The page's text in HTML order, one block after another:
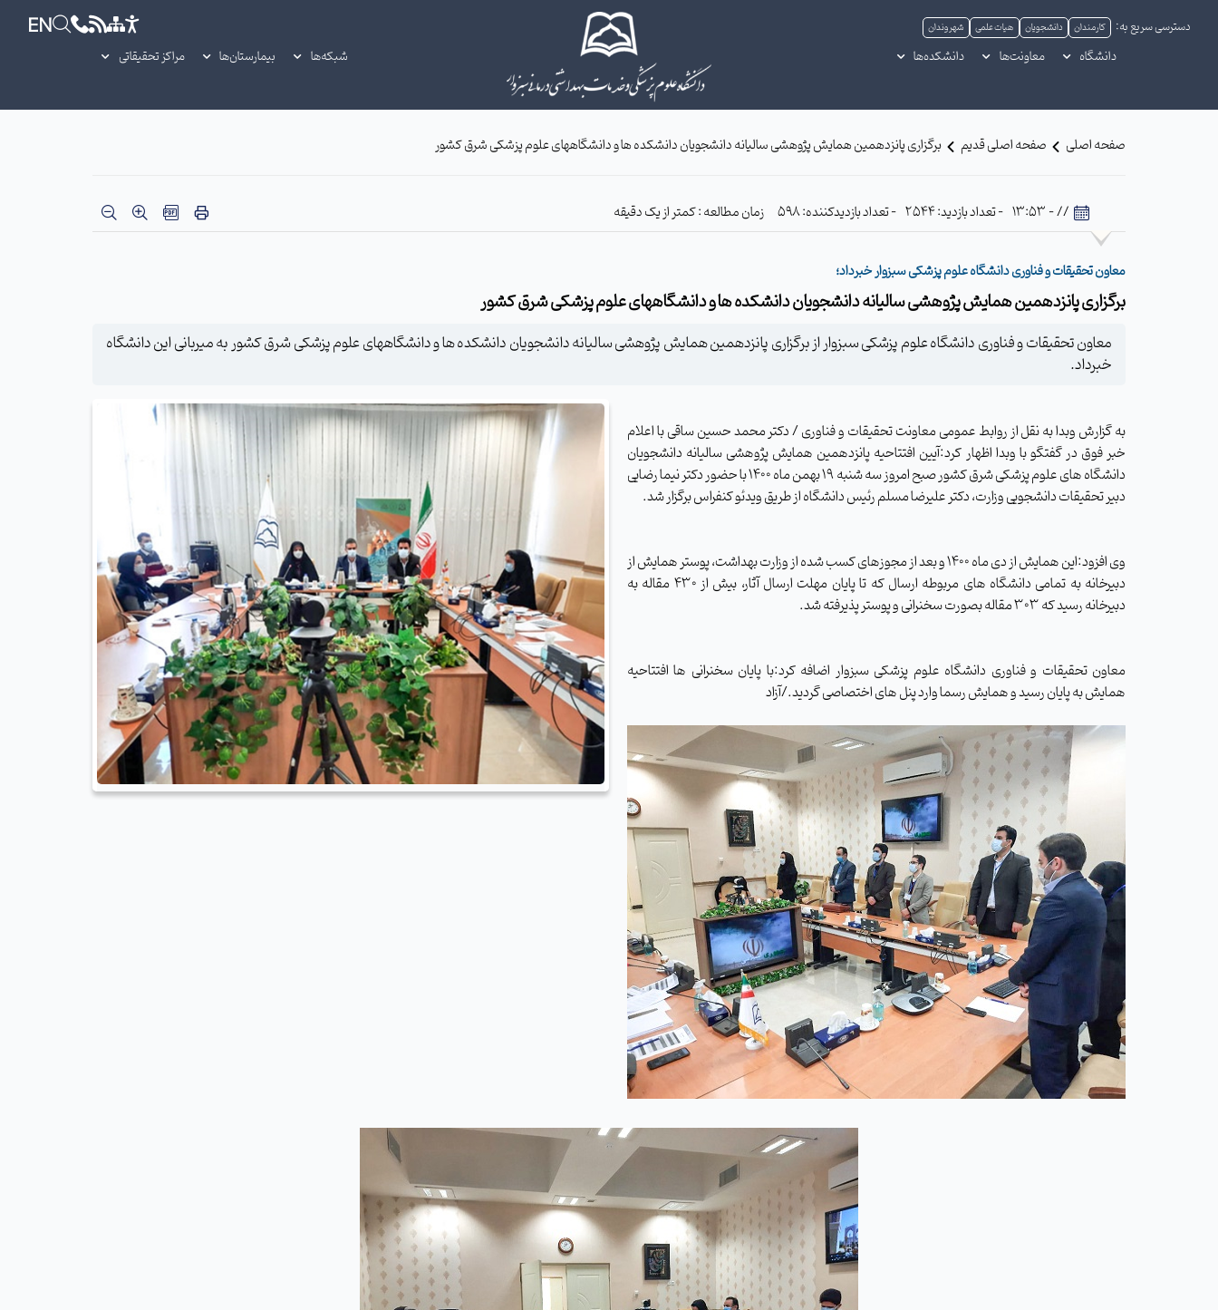
دسترسی سریع به: کارمندان دانشجویان هیات علمی شهروندان EN
دانشگاه معاونت‌ها دانشکده‌ها شبکه‌ها بیمارستان‌ها مراکز تحقیقاتی
صفحه اصلی صفحه اصلی قدیم برگزاری پانزدهمین همایش پژوهشی سالیانه دانشجویان دانشکده ها و دانشگاههای علوم پزشکی شرق کشور
// - 13:53 - تعداد بازدید: 2544 - تعداد بازدیدکننده: 598 زمان مطالعه : کمتر از یک دقیقه
معاون تحقیقات و فناوری دانشگاه علوم پزشکی سبزوار خبرداد؛
برگزاری پانزدهمین همایش پژوهشی سالیانه دانشجویان دانشکده ها و دانشگاههای علوم پزشکی شرق کشور
معاون تحقیقات و فناوری دانشگاه علوم پزشکی سبزوار از برگزاری پانزدهمین همایش پژوهشی سالیانه دانشجویان دانشکده ها و دانشگاههای علوم پزشکی شرق کشور به میربانی این دانشگاه
خبرداد.
به گزارش وبدا به نقل از روابط عمومی معاونت تحقیقات و فناوری / دکتر محمد حسین ساقی با اعلام
خبر فوق در گفتگو با وبدا اظهار کرد:آیین افتتاحیه پانزدهمین همایش پژوهشی سالیانه دانشجویان
دانشگاه های علوم پزشکی شرق کشور صبح امروز سه شنبه 19 بهمن ماه 1400 با حضور دکتر نیما رضایی
دبیر تحقیقات دانشجویی وزارت، دکتر علیرضا مسلم رئیس دانشگاه از طریق ویدئو کنفراس برگزار شد.
وی افزود:این همایش از دی ماه 1400 و بعد از مجوزهای کسب شده از وزارت بهداشت، پوستر همایشاز
دبیرخانه به تمامی دانشگاه های مربوطه ارسال که تا پایان مهلت ارسال آثار، بیش از 430 مقاله به
دبیرخانه رسید که 303 مقاله بصورت سخنرانی و پوستر پذیرفته شد
.
معاون تحقیقات و فناوری دانشگاه علوم پزشکی سبزوار اضافه کرد:با پایان سخنرانی ها افتتاحیه
همایش به پایان رسید و همایش رسما وارد پنل های اختصاصی گردید./آزاد